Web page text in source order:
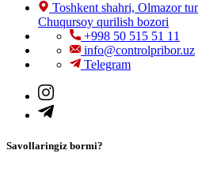
Toshkent shahri, Olmazor
Chuqursoy qurilish bozori
+998 50 515 51 11
info@controlpribor.uz
Telegram
Savollaringiz bormi?